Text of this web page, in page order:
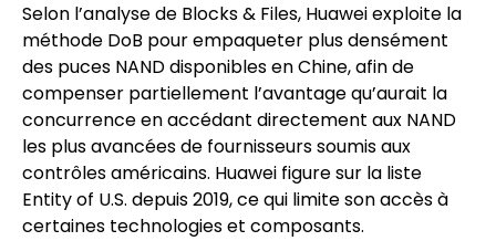
Selon l’analyse de Blocks & Files, Huawei exploite la
méthode DoB pour empaqueter plus densément
des puces NAND disponibles en Chine, afin de
compenser partiellement l’avantage qu’aurait la
concurrence en accédant directement aux NAND
les plus avancées de fournisseurs soumis aux
contrôles américains. Huawei figure sur la liste
Entity of U.S. depuis 2019, ce qui limite son accès à
certaines technologies et composants.